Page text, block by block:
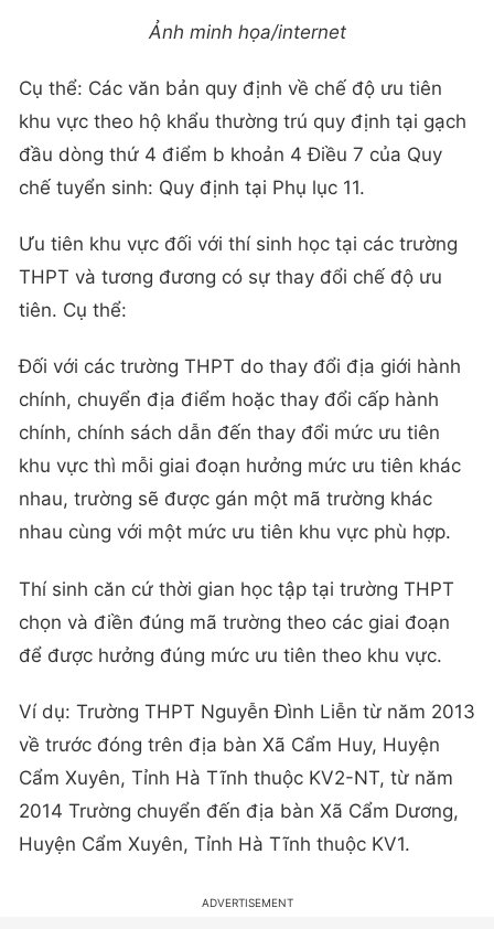
Ảnh minh họa/internet
Cụ thể: Các văn bản quy định về chế độ ưu tiên
khu vực theo hộ khẩu thường trú quy định tại gạch
đầu dòng thứ 4 điểm b khoản 4 Điều 7 của Quy
chế tuyển sinh: Quy định tại Phụ lục 11.
Ưu tiên khu vực đối với thí sinh học tại các trường
THPT và tương đương có sự thay đổi chế độ ưu
tiên. Cụ thể:
Đối với các trường THPT do thay đổi địa giới hành
chính, chuyển địa điểm hoặc thay đổi cấp hành
chính, chính sách dẫn đến thay đổi mức ưu tiên
khu vực thì mỗi giai đoạn hưởng mức ưu tiên khác
nhau, trường sẽ được gán một mã trường khác
nhau cùng với một mức ưu tiên khu vực phù hợp.
Thí sinh căn cứ thời gian học tập tại trường THPT
chọn và điền đúng mã trường theo các giai đoạn
để được hưởng đúng mức ưu tiên theo khu vực.
Ví dụ: Trường THPT Nguyễn Đình Liễn từ năm 2013
về trước đóng trên địa bàn Xã Cẩm Huy, Huyện
Cẩm Xuyên, Tỉnh Hà Tĩnh thuộc KV2-NT, từ năm
2014 Trường chuyển đến địa bàn Xã Cẩm Dương,
Huyện Cẩm Xuyên, Tỉnh Hà Tĩnh thuộc KV1.